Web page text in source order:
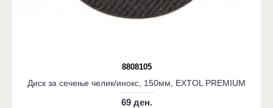
8808105
Диск за сечење челик/инокс, 150мм, EXTOL PREMIUM
69 ден.